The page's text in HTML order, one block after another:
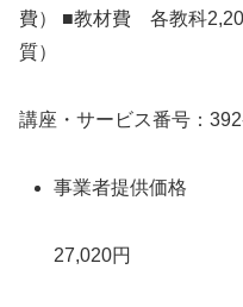
費） ■教材費 各教科
質）
講座・サービス番号：
事業者提供価格
27,020円